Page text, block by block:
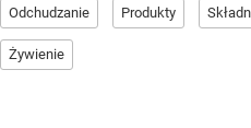
Odchudzanie Produkty
Żywienie